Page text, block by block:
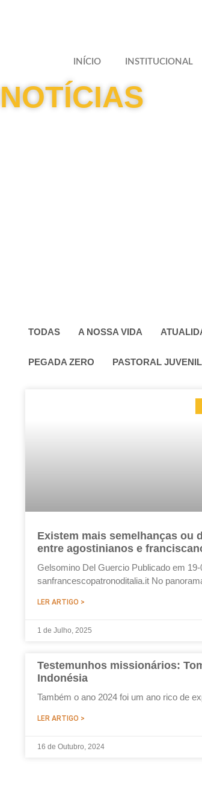
INÍCIO INSTITUCIONAL
NOTÍCIAS
TODAS A NOSSA VIDA
PEGADA ZERO PASTORAL JUVENIL
Existem mais semelhanças ou
entre agostinianos e
Gelsomino Del Guercio Publicado em 19-
sanfrancescopatronoditalia.it No
LER ARTIGO >
1 de Julho, 2025
Testemunhos missionários:
Indonésia
Também o ano 2024 foi um ano rico de
LER ARTIGO >
16 de Outubro, 2024